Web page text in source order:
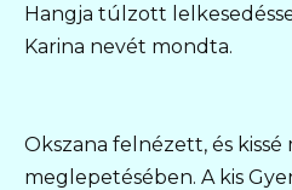
Hangja túlzott
Karina nevét mondta.
Okszana felnézett, és
meglepetésében. A kis